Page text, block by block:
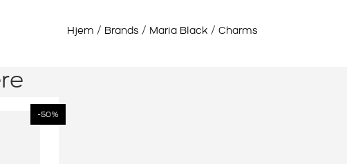
Hjem / Brands / Maria Black / Charms
-50%